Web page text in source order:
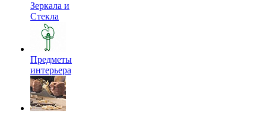
Зеркала и
Стекла
Предметы
интерьера